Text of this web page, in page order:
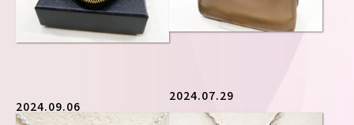
2024.09.06
2024.07.29